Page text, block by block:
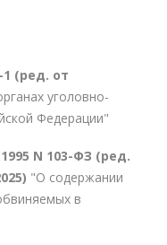
1 (ред. от
уголовно-
Федерации"
N 103-ФЗ (ред.
"О содержании
в